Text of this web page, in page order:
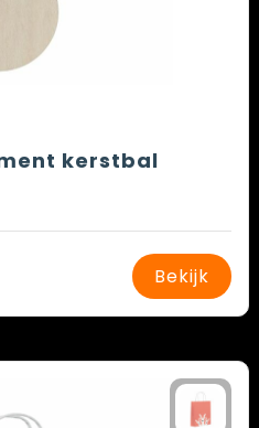
kerstbal
Bekijk